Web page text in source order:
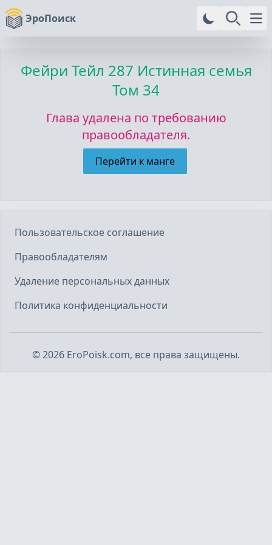
ЭроПоиск
Фейри Тейл 287 Истинная семья
Том 34
Глава удалена по требованию
правообладателя.
Перейти к манге
Пользовательское соглашение
Правообладателям
Удаление персональных данных
Политика конфиденциальности
©2026 EroPoisk.com, все права защищены.